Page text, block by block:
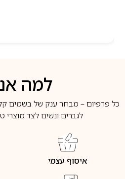
למה
כל פרפיום – מבחר ענק של בשמים
לגברים ונשים לצד מוצרי
איסוף עצמי